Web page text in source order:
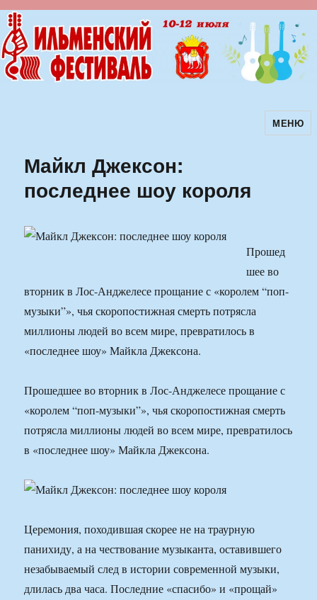
Ильменский фестиваль авторскойМЕНЮ
Майкл Джексон:
последнее шоу короля
Прошед
шее во
вторник в Лос-Анджелесе прощание с «королем “поп-
музыки”», чья скоропостижная смерть потрясла
миллионы людей во всем мире, превратилось в
«последнее шоу» Майкла Джексона.
Прошедшее во вторник в Лос-Анджелесе прощание с
«королем “поп-музыки”», чья скоропостижная смерть
потрясла миллионы людей во всем мире, превратилось
в «последнее шоу» Майкла Джексона.
Церемония, походившая скорее не на траурную
панихиду, а на чествование музыканта, оставившего
незабываемый след в истории современной музыки,
длилась два часа. Последние «спасибо» и «прощай»